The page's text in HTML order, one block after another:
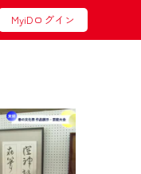
MyiDログイン